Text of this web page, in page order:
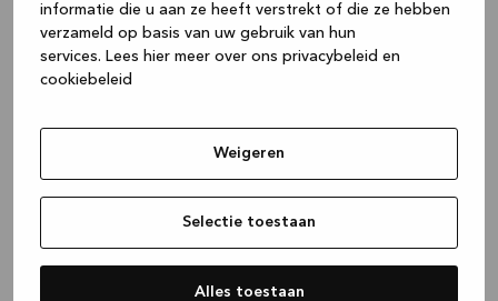
informatie die u aan ze heeft verstrekt of die ze hebben
verzameld op basis van uw gebruik van hun
services. Lees hier meer over ons privacybeleid en
cookiebeleid
Weigeren
Selectie toestaan
Alles toestaan
(see the browser console for more
information).